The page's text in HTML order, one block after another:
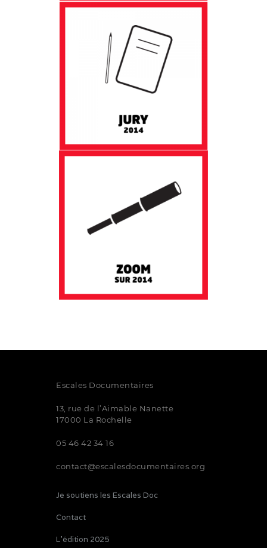
Escales Documentaires
13, rue de l’Aimable Nanette
17000 La Rochelle
05 46 42 34 16
contact@escalesdocumentaires.org
Je soutiens les Escales Doc
Contact
L’édition 2025